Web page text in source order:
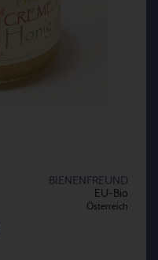
BIENENFREUND
EU-Bio
Österreich